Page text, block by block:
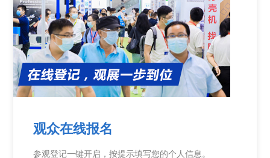
观众在线报名
参观登记一键开启，按提示填写您的个人信息。